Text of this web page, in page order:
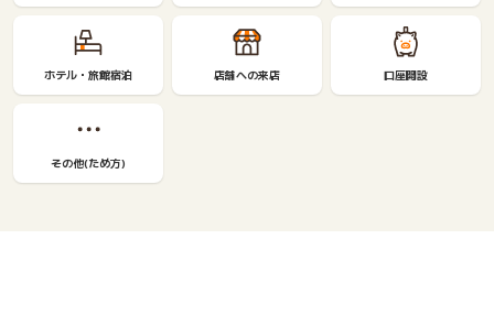
ホテル・旅館宿泊 店舗への来店 口座開設
その他(ため方)